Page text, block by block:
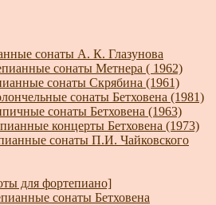
сонаты А. К. Глазунова
сонаты Метнера ( 1962)
сонаты Скрябина (1961)
сонаты Бетховена (1981)
сонаты Бетховена (1963)
концерты Бетховена (1973)
сонаты П.И. Чайковского
для фортепиано]
сонаты Бетховена